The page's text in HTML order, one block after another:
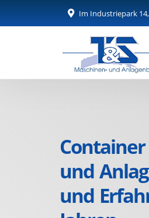
Im Industriepark
und
und